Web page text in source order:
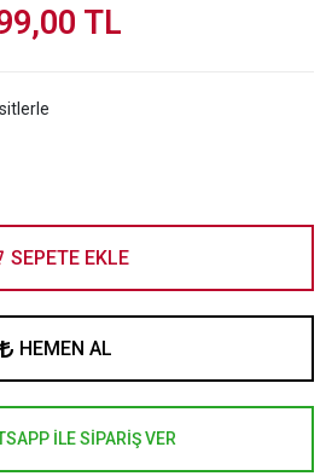
TL
SEPETE EKLE
HEMEN AL
İLE SİPARİŞ VER